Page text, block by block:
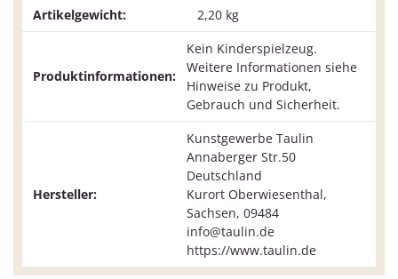
Artikelgewicht: 2,20 kg
Produktinformationen:
Kein Kinderspielzeug.
Weitere Informationen siehe
Hinweise zu Produkt,
Gebrauch und Sicherheit.
Hersteller:
Kunstgewerbe Taulin
Annaberger Str.50
Deutschland
Kurort Oberwiesenthal,
Sachsen, 09484
info@taulin.de
https://www.taulin.de